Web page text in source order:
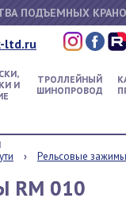
ПОДЪЕМНЫХ
ltd.ru
И
ТРОЛЛЕЙНЫЙ
ШИНОПРОВОД
Рельсовые зажимы
010